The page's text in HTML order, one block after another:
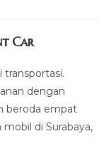
Car
transportasi.
dengan
beroda empat
di Surabaya,